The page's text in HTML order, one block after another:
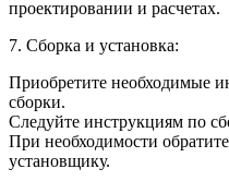
проектировании и расчетах.
7. Сборка и установка:
Приобретите необходимые
сборки.
Следуйте инструкциям по
При необходимости
установщику.